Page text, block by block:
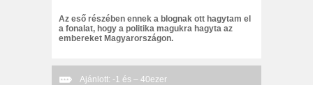
Az eső részében ennek a blognak ott hagytam el
a fonalat, hogy a politika magukra hagyta az
embereket Magyarországon.
Ajánlott: -1 és – 40ezer